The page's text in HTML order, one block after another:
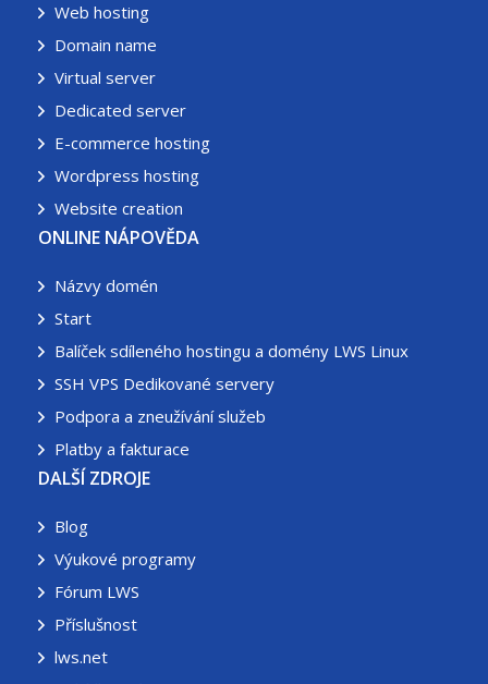
Web hosting
Domain name
Virtual server
Dedicated server
E-commerce hosting
Wordpress hosting
Website creation
ONLINE NÁPOVĚDA
Názvy domén
Start
Balíček sdíleného hostingu a domény LWS Linux
SSH VPS Dedikované servery
Podpora a zneužívání služeb
Platby a fakturace
DALŠÍ ZDROJE
Blog
Výukové programy
Fórum LWS
Příslušnost
lws.net